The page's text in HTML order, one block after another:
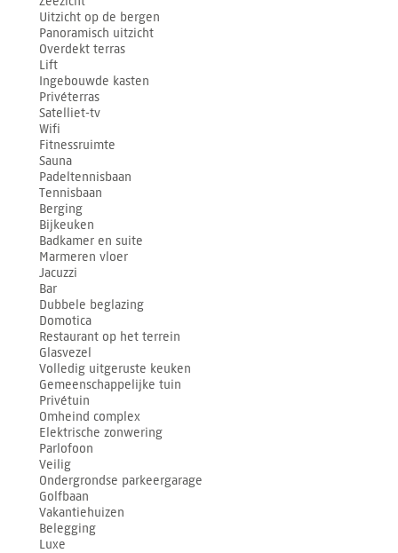
Uitzicht op de bergen
Panoramisch uitzicht
Overdekt terras
Lift
Ingebouwde kasten
Privéterras
Satelliet-tv
Wifi
Fitnessruimte
Sauna
Padeltennisbaan
Tennisbaan
Berging
Bijkeuken
Badkamer en suite
Marmeren vloer
Jacuzzi
Bar
Dubbele beglazing
Domotica
Restaurant op het terrein
Glasvezel
Volledig uitgeruste keuken
Gemeenschappelijke tuin
Privétuin
Omheind complex
Elektrische zonwering
Parlofoon
Veilig
Ondergrondse parkeergarage
Golfbaan
Vakantiehuizen
Belegging
Luxe